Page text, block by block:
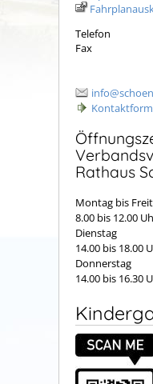
Telefon
Fax
Rathaus
Montag bis
8.00 bis 12.00
14.00 bis 18.00
Donnerstag
14.00 bis 16.30